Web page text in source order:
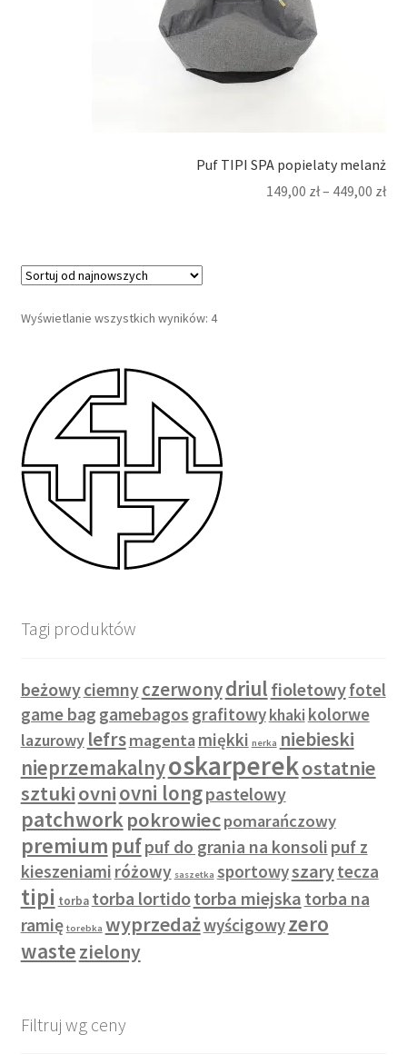
Puf TIPI SPA popielaty melanż
149,00 zł– 449,00 zł
Wyświetlanie wszystkich wyników: 4Posortowane
Tagi produktów
beżowyciemnyczerwonydriulfioletowyfotel
game bag gamebagos grafitowykhaki kolorwe
lazurowy lefrsmagentamiękki nerka niebieski
nieprzemakalnyoskarperekostatnie
sztukiovniovni longpastelowy
patchwork pokrowiecpomarańczowy
premium pufpuf do grania na konsoli puf z
kieszeniami różowy saszetka sportowyszarytecza
tipi torba torba lortidotorba miejska torba na
ramię torebka wyprzedażwyścigowyzero
wastezielony
Filtruj wg ceny